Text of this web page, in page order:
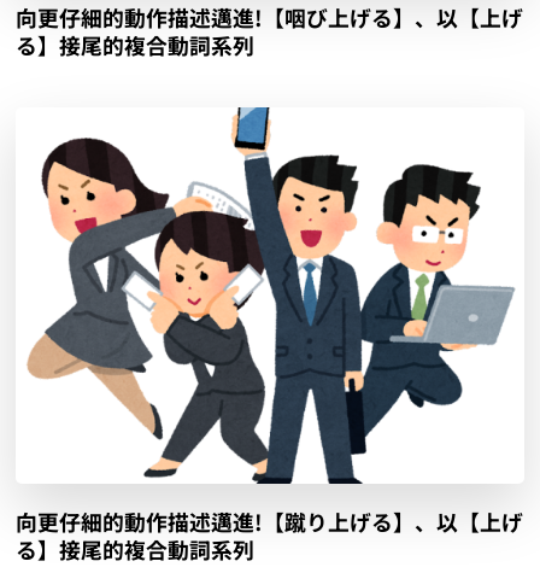
向更仔細的動作描述邁進!【咽び上げる】、以【上げ
る】接尾的複合動詞系列
向更仔細的動作描述邁進!【蹴り上げる】、以【上げ
る】接尾的複合動詞系列